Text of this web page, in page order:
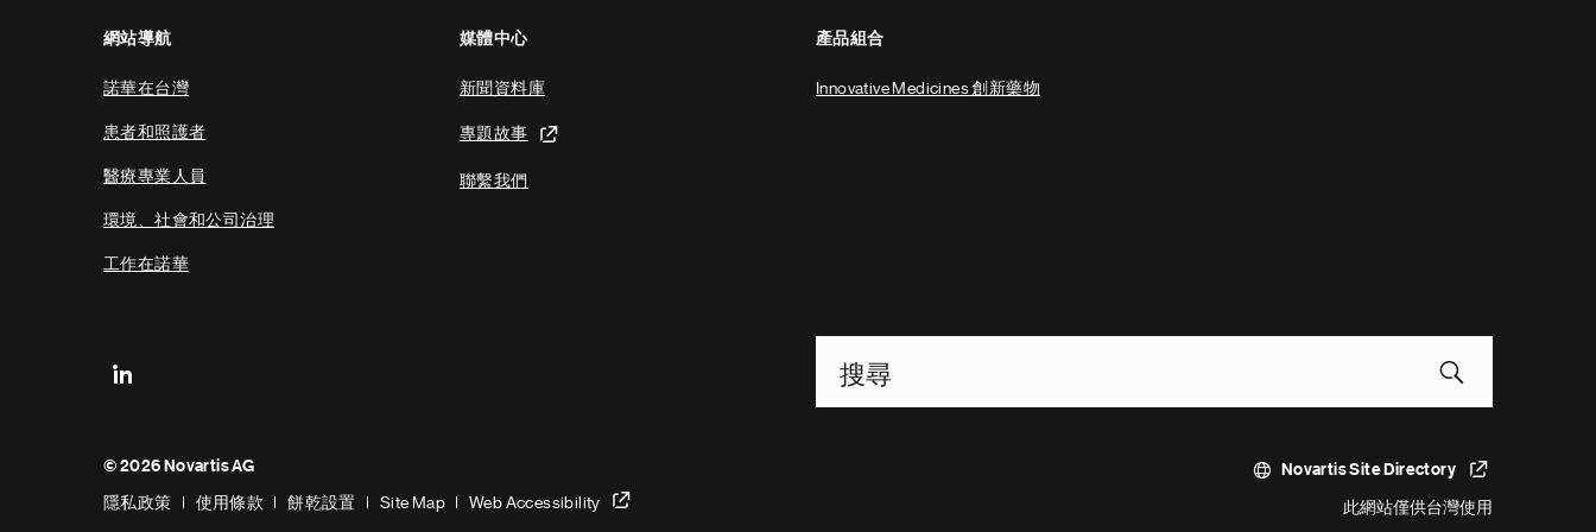
網站導航
諾華在台灣
患者和照護者
醫療專業人員
環境、社會和公司治理
工作在諾華
媒體中心
新聞資料庫
專題故事
聯繫我們
產品組合
Innovative Medicines 創新藥物
Footer
© 2026 Novartis AG
隱私政策 使用條款 餅乾設置 Site Map Web Accessibility
Novartis Site Directory
此網站僅供台灣使用